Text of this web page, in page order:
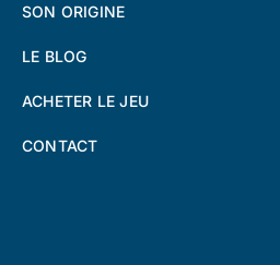
SON ORIGINE
LE BLOG
ACHETER LE JEU
CONTACT